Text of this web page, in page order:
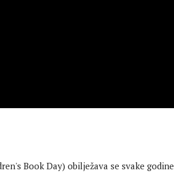
Book Day) obilježava se svake godine